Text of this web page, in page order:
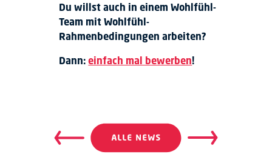
Du willst auch in einem Wohlfühl-
Team mit Wohlfühl-
Rahmenbedingungen arbeiten?
Dann:einfach mal bewerben!
Beitragsnavigation